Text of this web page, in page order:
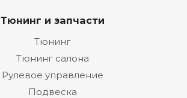
Тюнинг и запчасти
Тюнинг
Тюнинг салона
Рулевое управление
Подвеска